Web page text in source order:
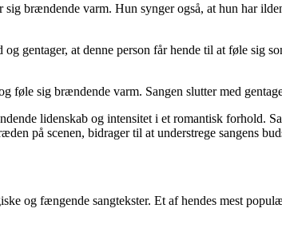
brændende varm. Hun synger også, at hun har
gentager, at denne person får hende til at føle sig
sig brændende varm. Sangen slutter med
lidenskab og intensitet i et romantisk forhold.
på scenen, bidrager til at understrege sangens
og fængende sangtekster. Et af hendes mest